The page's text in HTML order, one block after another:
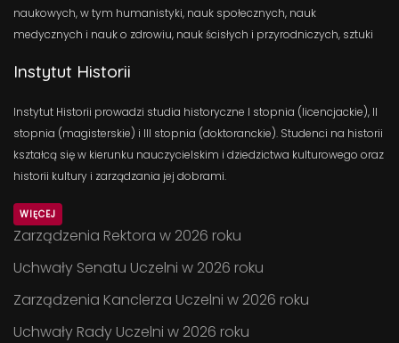
naukowych, w tym humanistyki, nauk społecznych, nauk
medycznych i nauk o zdrowiu, nauk ścisłych i przyrodniczych, sztuki
Instytut Historii
Instytut Historii prowadzi studia historyczne I stopnia (licencjackie), II
stopnia (magisterskie) i III stopnia (doktoranckie). Studenci na historii
kształcą się w kierunku nauczycielskim i dziedzictwa kulturowego oraz
historii kultury i zarządzania jej dobrami.
WIĘCEJ
Zarządzenia Rektora w 2026 roku
Uchwały Senatu Uczelni w 2026 roku
Zarządzenia Kanclerza Uczelni w 2026 roku
Uchwały Rady Uczelni w 2026 roku